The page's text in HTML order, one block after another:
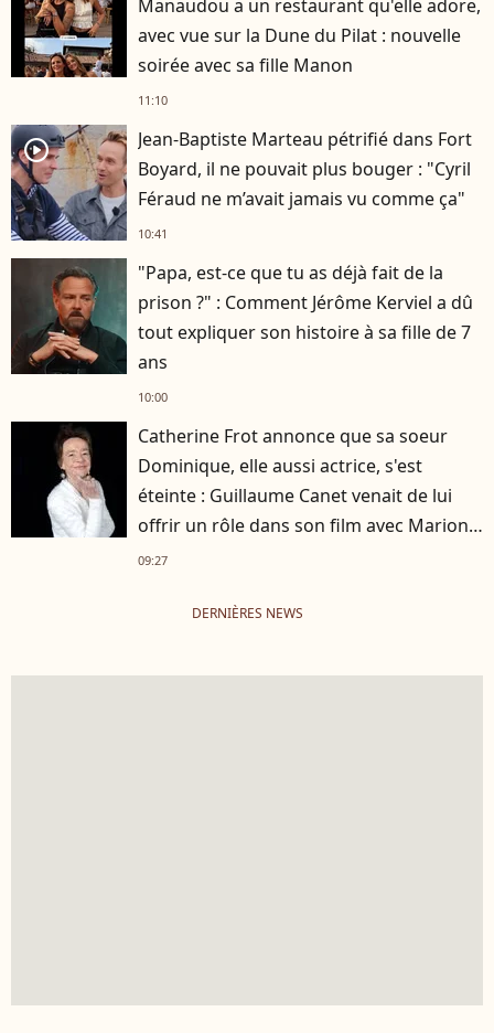
Manaudou a un restaurant qu'elle adore,
avec vue sur la Dune du Pilat : nouvelle
soirée avec sa fille Manon
11:10
player2
Jean-Baptiste Marteau pétrifié dans Fort
Boyard, il ne pouvait plus bouger : "Cyril
Féraud ne m’avait jamais vu comme ça"
10:41
"Papa, est-ce que tu as déjà fait de la
prison ?" : Comment Jérôme Kerviel a dû
tout expliquer son histoire à sa fille de 7
ans
10:00
Catherine Frot annonce que sa soeur
Dominique, elle aussi actrice, s'est
éteinte : Guillaume Canet venait de lui
offrir un rôle dans son film avec Marion
Cotillard
09:27
DERNIÈRES NEWS